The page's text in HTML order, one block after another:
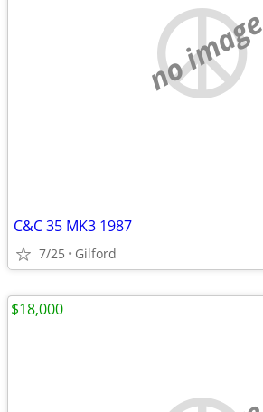
no image
C&C 35 MK3 1987
7/25 Gilford
$18,000